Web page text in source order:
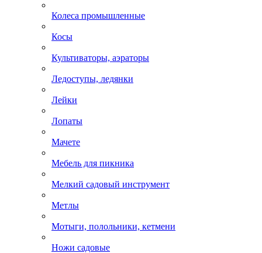
Колеса промышленные
Косы
Культиваторы, аэраторы
Ледоступы, ледянки
Лейки
Лопаты
Мачете
Мебель для пикника
Мелкий садовый инструмент
Метлы
Мотыги, полольники, кетмени
Ножи садовые